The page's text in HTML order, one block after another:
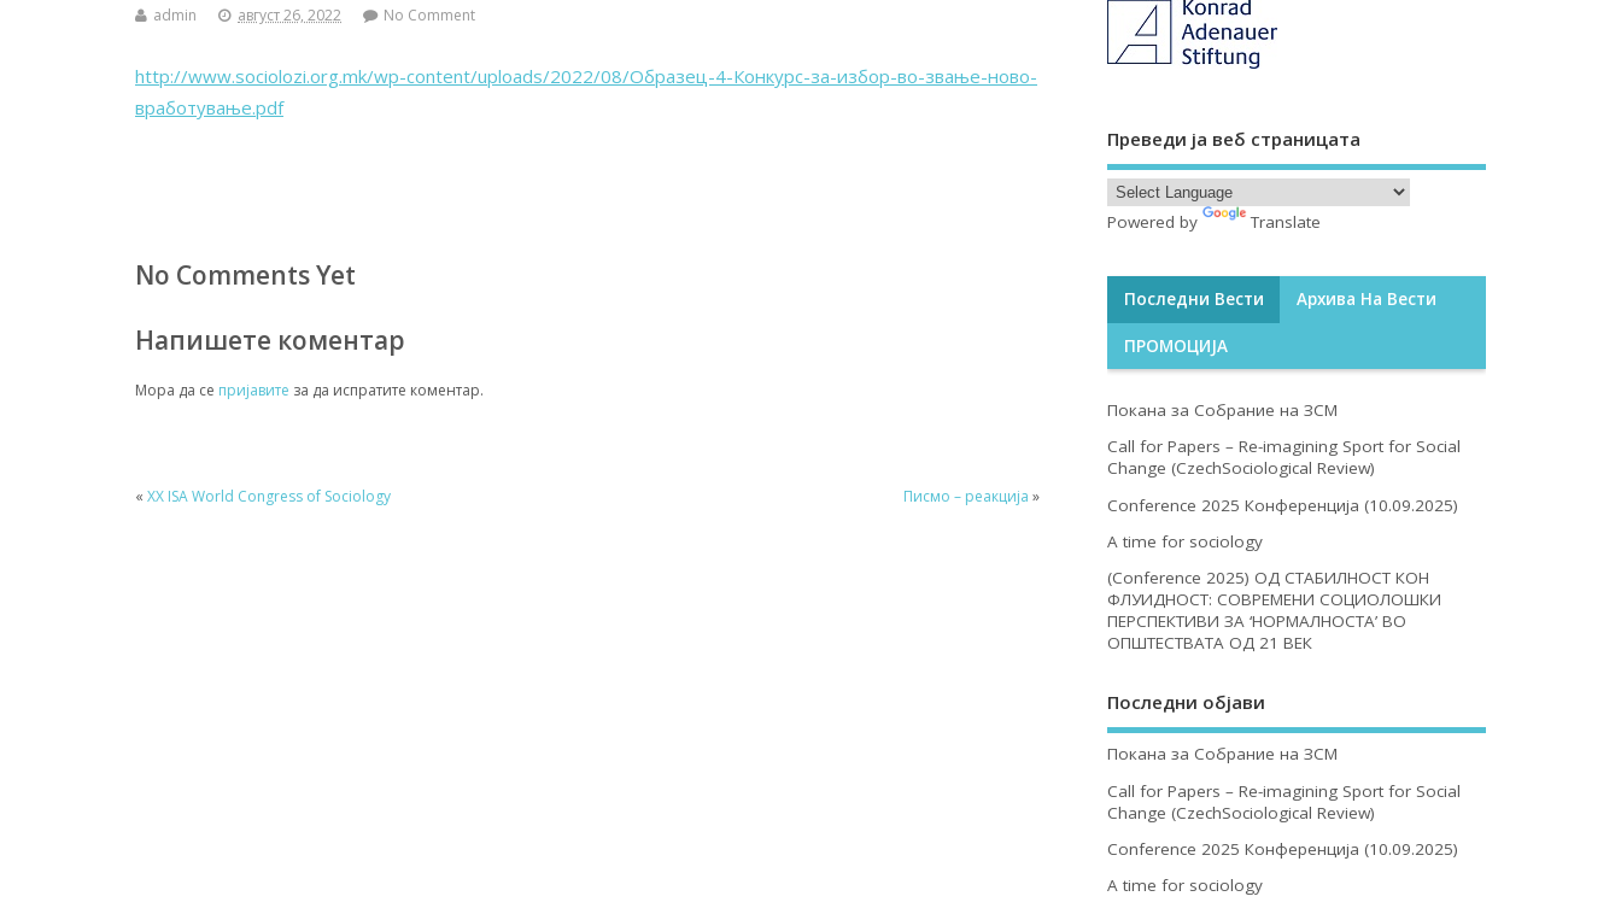
admin август 26, 2022 No Comment
http://www.sociolozi.org.mk/wp-content/uploads/2022/08/Образец-4-Конкурс-за-избор-во-звање-ново-
вработување.pdf
No Comments Yet
Напишете коментар
Мора да се пријавите за да испратите коментар.
« XX ISA World Congress of Sociology Писмо – реакција »
Преведи ја веб страницата
Powered by Translate
Последни Вести Архива На Вести
ПРОМОЦИЈА
Покана за Собрание на ЗСМ
Call for Papers – Re-imagining Sport for Social
Change (CzechSociological Review)
Conference 2025 Конференција (10.09.2025)
A time for sociology
(Conference 2025) ОД СТАБИЛНОСТ КОН
ФЛУИДНОСТ: СОВРЕМЕНИ СОЦИОЛОШКИ
ПЕРСПЕКТИВИ ЗА ‘НОРМАЛНОСТА’ ВО
ОПШТЕСТВАТА ОД 21 ВЕК
Последни објави
Покана за Собрание на ЗСМ
Call for Papers – Re-imagining Sport for Social
Change (CzechSociological Review)
Conference 2025 Конференција (10.09.2025)
A time for sociology